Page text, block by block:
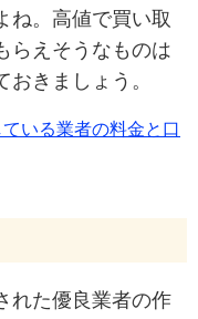
ね。高値で買い取
らえそうなものは
きましょう。
いる業者の料金と口
れた優良業者の作